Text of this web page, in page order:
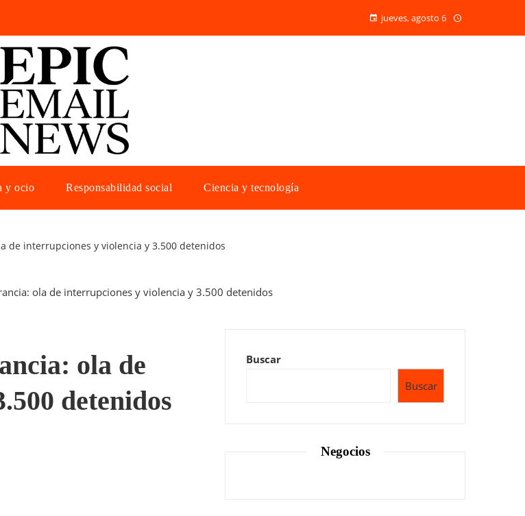
jueves, agosto 6
y ocio Responsabilidad social Ciencia y tecnología
de interrupciones y violencia y 3.500 detenidos
ola de
detenidos
Buscar
Buscar
Negocios